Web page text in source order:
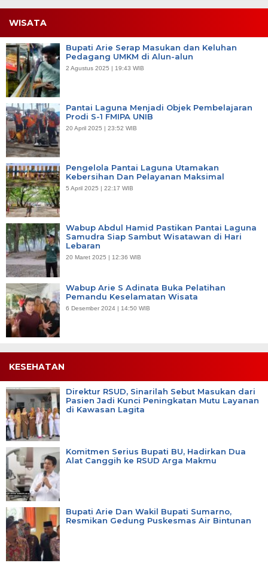
WISATA
Bupati Arie Serap Masukan dan Keluhan
Pedagang UMKM di Alun-alun
2 Agustus 2025 | 19:43 WIB
Pantai Laguna Menjadi Objek Pembelajaran
Prodi S-1 FMIPA UNIB
20 April 2025 | 23:52 WIB
Pengelola Pantai Laguna Utamakan
Kebersihan Dan Pelayanan Maksimal
5 April 2025 | 22:17 WIB
Wabup Abdul Hamid Pastikan Pantai Laguna
Samudra Siap Sambut Wisatawan di Hari
Lebaran
20 Maret 2025 | 12:36 WIB
Wabup Arie S Adinata Buka Pelatihan
Pemandu Keselamatan Wisata
6 Desember 2024 | 14:50 WIB
KESEHATAN
Direktur RSUD, Sinarilah Sebut Masukan dari
Pasien Jadi Kunci Peningkatan Mutu Layanan
di Kawasan Lagita
Komitmen Serius Bupati BU, Hadirkan Dua
Alat Canggih ke RSUD Arga Makmu
Bupati Arie Dan Wakil Bupati Sumarno,
Resmikan Gedung Puskesmas Air Bintunan